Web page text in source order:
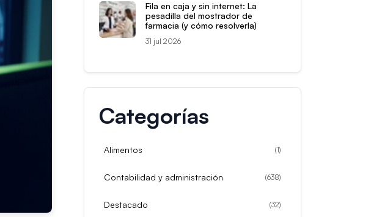
Fila en caja y sin internet: La
pesadilla del mostrador de
farmacia (y cómo resolverla)
31 jul 2026
Categorías
Alimentos (1)
Contabilidad y administración (638)
Destacado (32)